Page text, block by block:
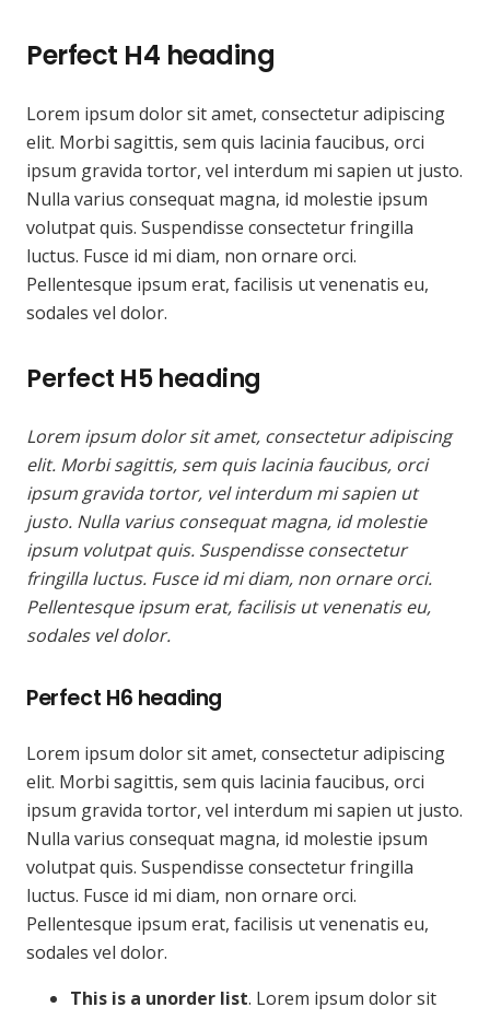
Perfect H4 heading
Lorem ipsum dolor sit amet, consectetur adipiscing
elit. Morbi sagittis, sem quis lacinia faucibus, orci
ipsum gravida tortor, vel interdum mi sapien ut justo.
Nulla varius consequat magna, id molestie ipsum
volutpat quis. Suspendisse consectetur fringilla
luctus. Fusce id mi diam, non ornare orci.
Pellentesque ipsum erat, facilisis ut venenatis eu,
sodales vel dolor.
Perfect H5 heading
Lorem ipsum dolor sit amet, consectetur adipiscing
elit. Morbi sagittis, sem quis lacinia faucibus, orci
ipsum gravida tortor, vel interdum mi sapien ut
justo. Nulla varius consequat magna, id molestie
ipsum volutpat quis. Suspendisse consectetur
fringilla luctus. Fusce id mi diam, non ornare orci.
Pellentesque ipsum erat, facilisis ut venenatis eu,
sodales vel dolor.
Perfect H6 heading
Lorem ipsum dolor sit amet, consectetur adipiscing
elit. Morbi sagittis, sem quis lacinia faucibus, orci
ipsum gravida tortor, vel interdum mi sapien ut justo.
Nulla varius consequat magna, id molestie ipsum
volutpat quis. Suspendisse consectetur fringilla
luctus. Fusce id mi diam, non ornare orci.
Pellentesque ipsum erat, facilisis ut venenatis eu,
sodales vel dolor.
This is a unorder list. Lorem ipsum dolor sit